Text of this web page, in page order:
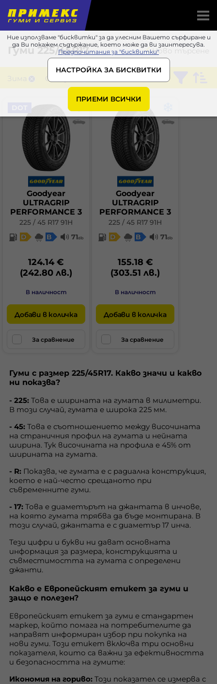
Ние използваме "бисквитки" за да улесним Вашето сърфиране и
да Ви покажем съдържание, което може да ви заинтересува.
Предпочитания за "бисквитки"
НАСТРОЙКА ЗА БИСКВИТКИ
ПРИЕМИ ВСИЧКИ
Ново търсене
Гуми225/45R17
Зима Goodyear
Goodyear
ULTRAGRIP
PERFORMANCE 3
225 / 45 R17 91H
D
B 71db
124.14 €
(242.80 лв.)
В наличност
Добави в количка
За сравнение
Goodyear
ULTRAGRIP
PERFORMANCE 3
225 / 45 R17 91H
D
B 71db
155.18 €
(303.51 лв.)
В наличност
Добави в количка
За сравнение
Гуми с размер 225/45R17. Какво значи и какво
ни показва?
- 225: Това е ширината на гумата в милиметри.
В този случай, гумата е широка 225 мм.
- 45: Това е съотношението между височината
на страничния профил на гумата и нейната
ширина. Тук височината на профила е 45% от
ширината на гумата.
- R: Показва, че гумата е с радиална конструкция,
което е най-често срещаното при
съвременните гуми.
- 17: Това е диаметърът на джантата в инчове,
на която гумата трябва да бъде монтирана. В
този случай, джантата е с диаметър 17 инча.
Тези цифри и букви ни дават основната
информация за размера, конструкцията и
съвместимостта на гумата с определени
джанти.
Какво е Европейският етикет за гуми и
защо е полезен?
Европейският етикет за гуми е стандартен
маркер, който помага на потребителите да
направят информиран избор при покупка на
нови гуми. Този етикет включва три основни
показателя, които са важни за ефективността
и безопасността на гумите:
Икономия на гориво: Този показател се измерва с